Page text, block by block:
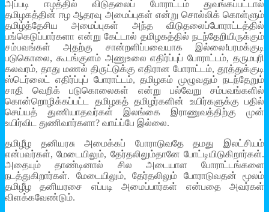
அப்படி ஈழத்தில் விடுதலைப் போராட்டம் துவங்கப்பட்டால்
தமிழகத்தின் ஈழ ஆதரவு அமைப்புகள் என்று சொல்லிக் கொள்ளும்
தமிழ்த்தேசிய அமைப்புகள் அந்த விடுதலைப்போராட்டத்தில்
பங்கெடுப்பார்களா என்று கேட்டால் தமிழகத்தில் நடந்தேறியிருக்கும்
சம்பவங்கள் அதற்கு சான்றளிப்பவையாக இல்லை!பரமக்குடி
படுகொலை, கூடங்குளம் அணுஉலை எதிர்ப்புப் போராட்டம், தருமபுரி
கலவரம், தாது மணல் திருட்டுக்கு எதிரான போராட்டம், தூத்துக்குடி
ஸ்டெர்லைட் எதிர்ப்புப் போராட்டம், தமிழகம் முழுவதும் நடந்தேறும்
சாதி வெறிக் படுகொலைகள் என்று பல்வேறு சம்பவங்களில்
கொன்றொழிக்கப்பட்ட தமிழகத் தமிழர்களின் உயிர்களுக்கு பதில்
செய்யத் துணியாதவர்கள் இலங்கை இராணுவத்திற்கு முன்
உயிர்விட துணிவார்களா? வாய்ப்பே இல்லை.
தமிழீழ தனியரசு அமைக்கப் போராடுவதே தமது இலட்சியம்
என்பவர்கள், மேடையிலும், தேர்தலிலும்தானே போட்டியிடுகிறார்கள்.
அதையும் தாண்டினால் சில அடையாள போராட்டங்களை
நடத்துகிறார்கள். மேடையிலும், தேர்தலிலும் போராடுவதன் மூலம்
தமிழீழ தனியரசை எப்படி அமைப்பார்கள் என்பதை அவர்கள்
விளக்கவேண்டும்.